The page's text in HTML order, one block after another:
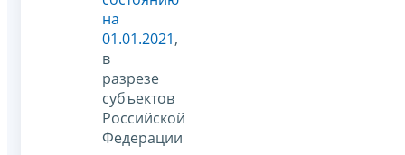
на
01.01.2021,
в
разрезе
субъектов
Российской
Федерации